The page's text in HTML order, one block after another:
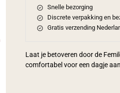
Snelle bezorging
Discrete verpakking en
Gratis verzending
Laat je betoveren door de
comfortabel voor een dagje